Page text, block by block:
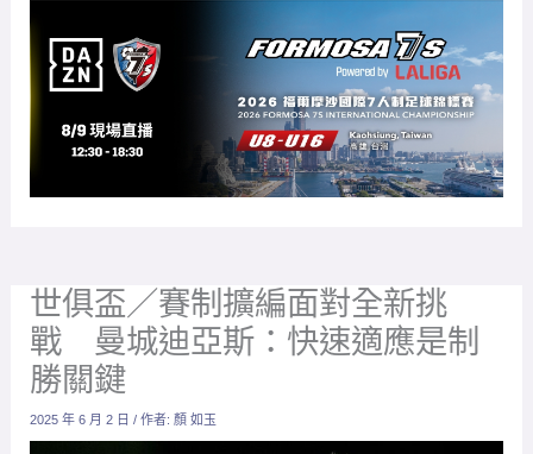
戰 曼城迪亞斯：快速適應是制
勝關鍵